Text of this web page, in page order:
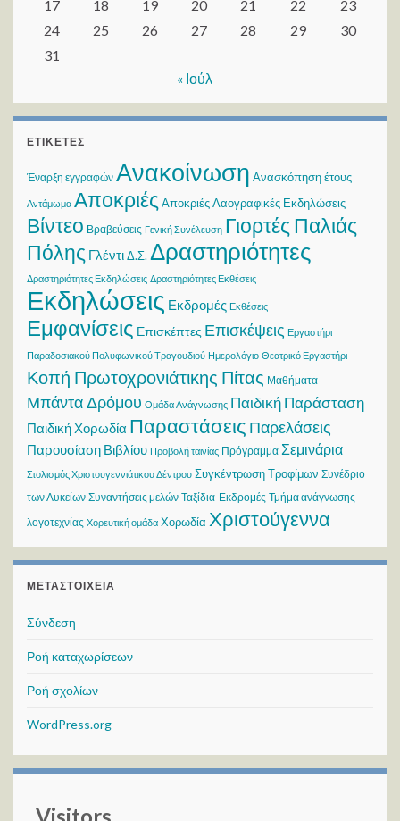
17
18 19 20 21 22
23
24
25 26 27 28 29
30
31
« Ιούλ
ΕΤΙΚΈΤΕΣ
Έναρξη εγγραφών Ανακοίνωση Ανασκόπηση έτους
Αντάμωμα Αποκριές Αποκριές Λαογραφικές Εκδηλώσεις
Βίντεο Βραβεύσεις Γενική Συνέλευση Γιορτές Παλιάς
Πόλης ΓλέντιΔ.Σ. Δραστηριότητες
Δραστηριότητες Εκδηλώσεις Δραστηριότητες Εκθέσεις
Εκδηλώσεις Εκδρομές Εκθέσεις
Εμφανίσεις Επισκέπτες Επισκέψεις Εργαστήρι
Παραδοσιακού Πολυφωνικού Τραγουδιού Ημερολόγιο Θεατρικό Εργαστήρι
Κοπή Πρωτοχρονιάτικης Πίτας Μαθήματα
Μπάντα Δρόμου Ομάδα Ανάγνωσης Παιδική Παράσταση
Παιδική Χορωδία Παραστάσεις Παρελάσεις
Παρουσίαση Βιβλίου Προβολή ταινίας Πρόγραμμα Σεμινάρια
Στολισμός Χριστουγεννιάτικου Δέντρου Συγκέντρωση Τροφίμων Συνέδριο
των Λυκείων Συναντήσεις μελών Ταξίδια-Εκδρομές Τμήμα ανάγνωσης
λογοτεχνίας Χορευτική ομάδα Χορωδία Χριστούγεννα
ΜΕΤΑΣΤΟΙΧΕΊΑ
Σύνδεση
Ροή καταχωρίσεων
Ροή σχολίων
WordPress.org
Visitors